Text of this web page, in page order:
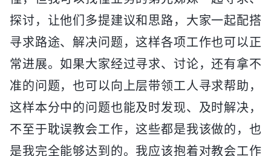
探讨，让他们多提建议和思路，大家一起配搭
寻求路途、解决问题，这样各项工作也可以正
常进展。如果大家经过寻求、讨论，还有拿不
准的问题，也可以向上层带领工人寻求帮助，
这样本分中的问题也能及时发现、及时解决，
不至于耽误教会工作，这些都是我该做的，也
是我完全能够达到的。我应该抱着对教会工作